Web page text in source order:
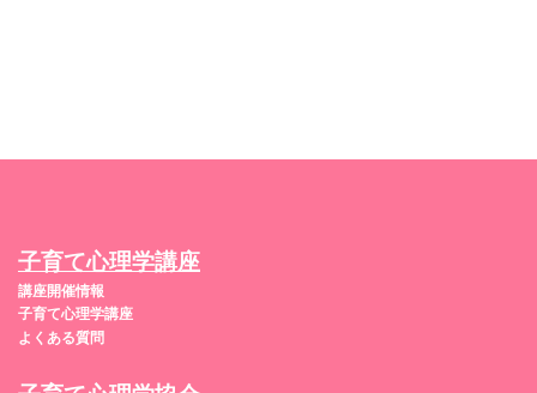
子育て心理学講座
講座開催情報
子育て心理学講座
よくある質問